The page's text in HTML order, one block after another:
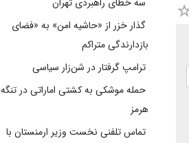
گذار خزر از «حاشیه امن» به «فضای
بازدارندگی متراکم
ترامپ گرفتار در شن‌زار سیاسی
حمله موشکی به کشتی اماراتی در تنگه
هرمز
تماس تلفنی نخست وزیر ارمنستان با